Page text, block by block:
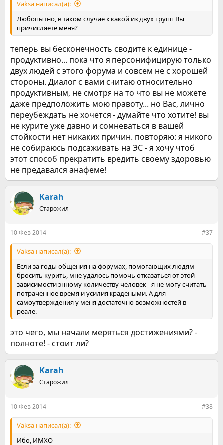
Vaksa написал(а):
Любопытно, в таком случае к какой из двух групп Вы
причисляете меня?
теперь вы бесконечность сводите к единице -
продуктивно... пока что я персонифицирую только
двух людей с этого форума и совсем не с хорошей
стороны. Диалог с вами считаю относительно
продуктивным, не смотря на то что вы не можете
даже предположить мою правоту... но Вас, лично
переубеждать не хочется - думайте что хотите! вы
не курите уже давно и сомневаться в вашей
стойкости нет никаких причин. повторяю: я никого
не собираюсь подсаживать на ЭС - я хочу чтоб
этот способ прекратить вредить своему здоровью
не предавался анафеме!
Karah
Старожил
10 Фев 2014 #37
Vaksa написал(а):
Если за годы общения на форумах, помогающих людям
бросить курить, мне удалось помочь отказаться от этой
зависимости энному количеству человек - я не могу считать
потраченное время и усилия крадеными. А для
самоутверждения у меня достаточно возможностей в
реале.
это чего, мы начали меряться достижениями? -
полноте! - стоит ли?
Karah
Старожил
10 Фев 2014 #38
Vaksa написал(а):
Ибо, ИМХО